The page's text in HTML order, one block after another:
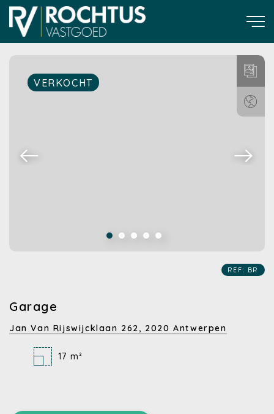
VERKOCHT
REF: BR
Garage
Jan Van Rijswijcklaan 262, 2020 Antwerpen
17 m²